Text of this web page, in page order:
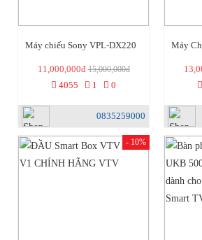
Máy chiếu Sony VPL-DX220
11,000,000đ15,000,000đ
4055 1 0
0835259000
Máy
- 10%